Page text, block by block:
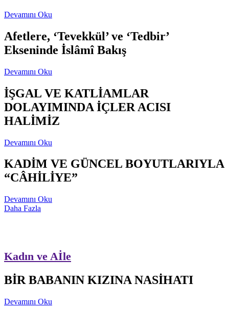
Devamını Oku
Afetlere, ‘Tevekkül’ ve ‘Tedbir’
Ekseninde İslâmî Bakış
Devamını Oku
İŞGAL VE KATLİAMLAR
DOLAYIMINDA İÇLER ACISI
HALİMİZ
Devamını Oku
KADİM VE GÜNCEL BOYUTLARIYLA
“CÂHİLİYE”
Devamını Oku
Daha Fazla
Kadın ve Aİle
BİR BABANIN KIZINA NASİHATI
Devamını Oku